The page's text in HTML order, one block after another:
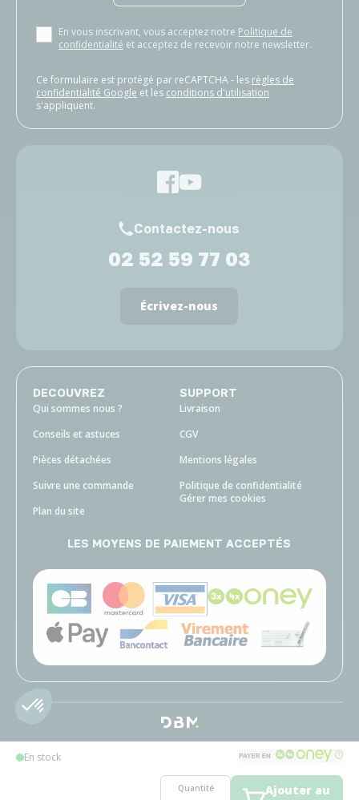
En stock
Quantité
Ajouter au
En vous inscrivant, vous acceptez notre Politique de
confidentialité et acceptez de recevoir notre newsletter.
Ce formulaire est protégé par reCAPTCHA - les règles de
confidentialité Google et les conditions d'utilisation
s'appliquent.
Contactez-nous
02 52 59 77 03
Écrivez-nous
DECOUVREZ
Qui sommes nous ?
Conseils et astuces
Pièces détachées
Suivre une commande
Plan du site
SUPPORT
Livraison
CGV
Mentions légales
Politique de confidentialité
Gérer mes cookies
LES MOYENS DE PAIEMENT ACCEPTÉS